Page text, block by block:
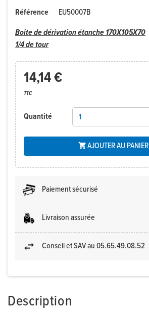
Référence
EU50007B
Boîte de dérivationétanche170X105X70
1/4 de tour
14,14 €
TTC
Quantité
AJOUTER AU PANIER
Paiement sécurisé
Livraison assurée
Conseil et SAV au 05.65.49.08.52
Description